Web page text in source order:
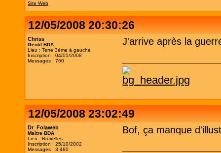
Site Web
12/05/2008 20:30:26
Chriss
Gentil BDA
Lieu : Terre 3ème à gauche
Inscription : 04/05/2008
Messages : 760
J'arrive après la
12/05/2008 23:02:49
Dr_Folaweb
Maitre BDA
Lieu : Bruxelles
Inscription : 25/10/2002
Messages : 3 480
Bof, ça manque